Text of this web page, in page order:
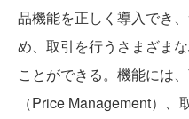
品機能を正しく導入でき
め、取引を行うさまざま
ことができる。機能には
（Price Management）